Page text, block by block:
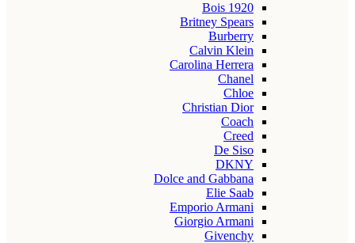
Bois 1920
Britney Spears
Burberry
Calvin Klein
Carolina Herrera
Chanel
Chloe
Christian Dior
Coach
Creed
De Siso
DKNY
Dolce and Gabbana
Elie Saab
Emporio Armani
Giorgio Armani
Givenchy